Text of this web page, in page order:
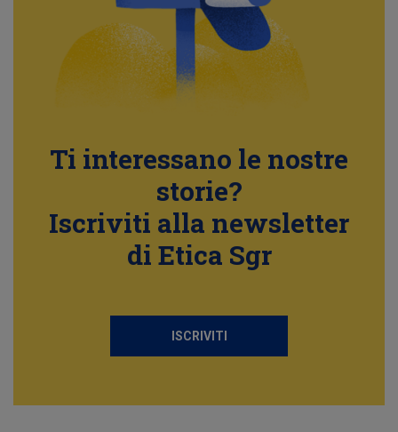
Ti interessano le nostre
storie?
Iscriviti alla newsletter
di Etica Sgr
ISCRIVITI